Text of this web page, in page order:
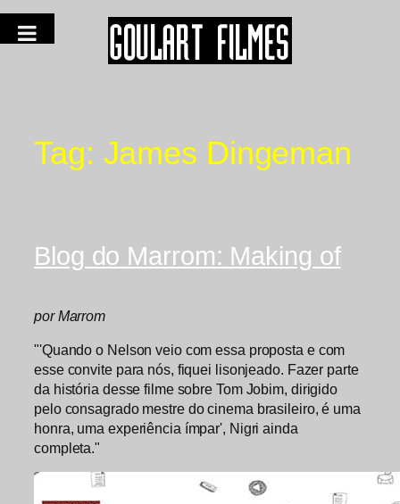
Tag: James Dingeman
Blog do Marrom: Making of
por Marrom
"'Quando o Nelson veio com essa proposta e com
esse convite para nós, fiquei lisonjeado. Fazer parte
da história desse filme sobre Tom Jobim, dirigido
pelo consagrado mestre do cinema brasileiro, é uma
honra, uma experiência ímpar', Nigri ainda
completa."